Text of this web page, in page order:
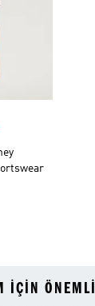
IÇIN ÖNEMLI